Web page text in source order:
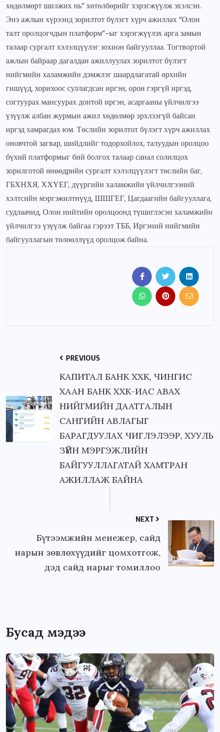
хөдөлмөрт шилжих нь” хөтөлбөрийг хэрэгжүүлж эхэлсэн.
Энэ ажлын хүрээнд зорилтот бүлэгт хүрч ажиллах “Олон
талт оролцогчдын платформ”-ыг хэрэгжүүлэх арга замын
талаар сургалт хэлэлцүүлэг зохион байгууллаа. Тогтвортой
ажлын байраар дагалдан ажиллуулах зорилтот бүлэгт
нийгмийн халамжийн дэмжлэг шаардлагатай өрхийн
гишүүд, хорихоос суллагдсан иргэн, орон гэргүй иргэд,
согтуурах мансуурах донтой иргэн, асаргааны үйлчилгээ
үзүүлж албан журмын ажил хөдөлмөр эрхлээгүй байсан
иргэд хамрагдах юм. Төслийн зорилтот бүлэгт хүрч ажиллах
оновчтой загвар, шийдлийг тодорхойлох, талуудын оролцоо
бүхий платформыг бий болгох талаар санал солилцох
зорилготой өнөөдрийн сургалт хэлэлцүүлэгт төслийн баг,
ГБХНХЯ, ХХҮЕГ, дүүргийн халамжийн үйлчилгээний
хэлтсийн мэргэжилтнүүд, ШШГЕГ, Цагдаагийн байгууллага,
судлаачид, Олон нийтийн оролцоонд түшиглэсэн халамжийн
үйлчилгээ үзүүлж байгаа гэрээт ТББ, Иргэний нийгмийн
байгууллагын төлөөллүүд оролцож байна.
PREVIOUS
КАПИТАЛ БАНК ХХК, ЧИНГИС
ХААН БАНК ХХК-ИАС АВАХ
НИЙГМИЙН ДААТГАЛЫН
САНГИЙН АВЛАГЫГ
БАРАГДУУЛАХ ЧИГЛЭЛЭЭР, ХУУЛЬ
ЗҮЙН МЭРГЭЖЛИЙН
БАЙГУУЛЛАГАТАЙ ХАМТРАН
АЖИЛЛАЖ БАЙНА
NEXT
Бүтээмжийн менежер, сайд
нарын зөвлөхүүдийг цомхотгож,
дэд сайд нарыг томиллоо
Бусад мэдээ